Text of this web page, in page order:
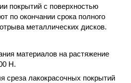
покрытий с поверхностью
по окончании срока полного
металлических дисков.
материалов на растяжение
Н.
среза лакокрасочных покрытий